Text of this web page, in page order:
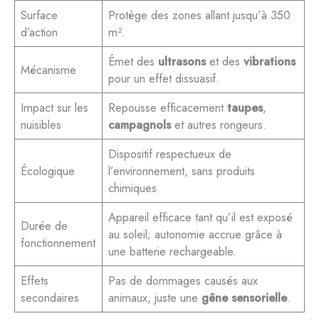
Surface
d’action
Protège des zones allant jusqu’à 350
m².
Mécanisme Émet des ultrasonset desvibrations
pour un effet dissuasif.
Impact sur les
nuisibles
Repousse efficacementtaupes,
campagnolset autres rongeurs.
Écologique
Dispositif respectueux de
l’environnement, sans produits
chimiques.
Durée de
fonctionnement
Appareil efficace tant qu’il est exposé
au soleil; autonomie accrue grâce à
une batterie rechargeable.
Effets
secondaires
Pas de dommages causés aux
animaux, juste une gêne sensorielle.